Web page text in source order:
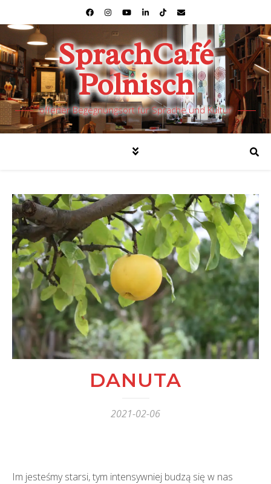
SprachCafé
Polnisch
offener Begegnungsort für Sprache und Kultur
DANUTA
2021-02-06
Im jesteśmy starsi, tym intensywniej budzą się w nas